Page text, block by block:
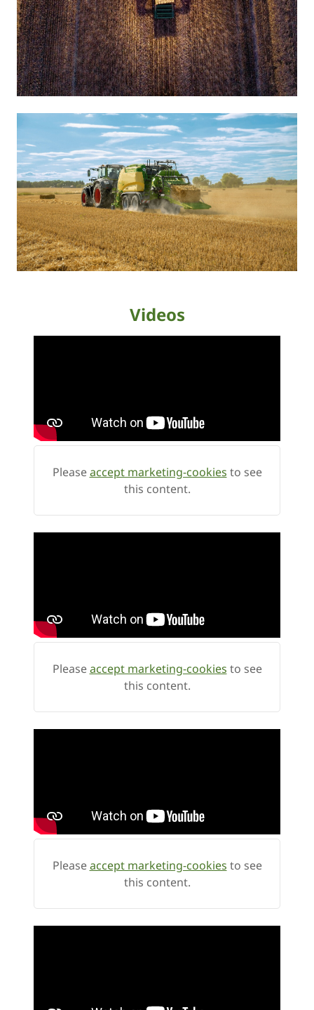
Videos
Pleaseaccept marketing-cookies to see
this content.
Pleaseaccept marketing-cookies to see
this content.
Pleaseaccept marketing-cookies to see
this content.